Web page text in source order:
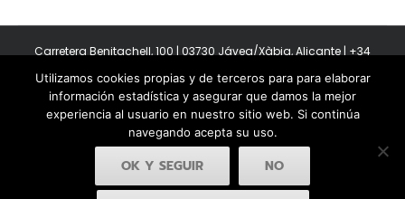
Carretera Benitachell, 100 | 03730 Jávea/Xàbia, Alicante | +34
Copyright 2011-2026 BonAmb Restaurant | All Rights Reserved |
Política de privacidad|Powered by Insertcom
Utilizamos cookies propias y de terceros para para elaborar
información estadística y asegurar que damos la mejor
experiencia al usuario en nuestro sitio web. Si continúa
navegando acepta su uso.
OK Y SEGUIR NO